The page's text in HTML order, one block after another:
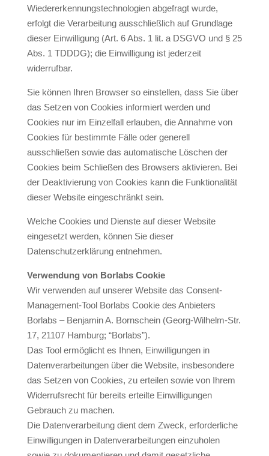
Wiedererkennungstechnologien abgefragt wurde,
erfolgt die Verarbeitung ausschließlich auf Grundlage
dieser Einwilligung (Art. 6 Abs. 1 lit. a DSGVO und § 25
Abs. 1 TDDDG); die Einwilligung ist jederzeit
widerrufbar.
Sie können Ihren Browser so einstellen, dass Sie über
das Setzen von Cookies informiert werden und
Cookies nur im Einzelfall erlauben, die Annahme von
Cookies für bestimmte Fälle oder generell
ausschließen sowie das automatische Löschen der
Cookies beim Schließen des Browsers aktivieren. Bei
der Deaktivierung von Cookies kann die Funktionalität
dieser Website eingeschränkt sein.
Welche Cookies und Dienste auf dieser Website
eingesetzt werden, können Sie dieser
Datenschutzerklärung entnehmen.
Verwendung von Borlabs Cookie
Wir verwenden auf unserer Website das Consent-
Management-Tool Borlabs Cookie des Anbieters
Borlabs – Benjamin A. Bornschein (Georg-Wilhelm-Str.
17, 21107 Hamburg; “Borlabs”).
Das Tool ermöglicht es Ihnen, Einwilligungen in
Datenverarbeitungen über die Website, insbesondere
das Setzen von Cookies, zu erteilen sowie von Ihrem
Widerrufsrecht für bereits erteilte Einwilligungen
Gebrauch zu machen.
Die Datenverarbeitung dient dem Zweck, erforderliche
Einwilligungen in Datenverarbeitungen einzuholen